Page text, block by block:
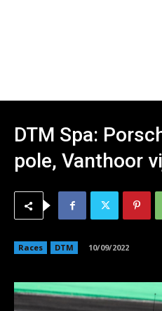
DTM Spa:
pole, Vanthoor
Races DTM 10/09/2022